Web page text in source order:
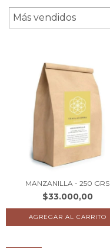
MANZANILLA - 250 GRS
$33.000,00